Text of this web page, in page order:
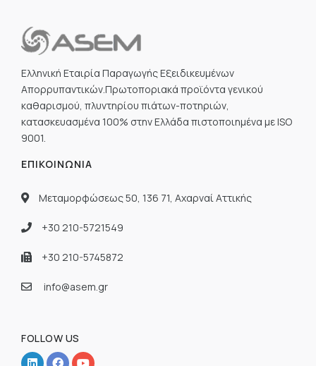
Ελληνική Εταιρία Παραγωγής Εξειδικευμένων
Απορρυπαντικών.Πρωτοποριακά προϊόντα γενικού
καθαρισμού, πλυντηρίου πιάτων-ποτηριών,
κατασκευασμένα 100% στην Ελλάδα πιστοποιημένα με ISO
9001.
ΕΠΙΚΟΙΝΩΝΊΑ
Μεταμορφώσεως 50, 136 71, Αχαρναί Αττικής
+30 210-5721549
+30 210-5745872
info@asem.gr
FOLLOW US